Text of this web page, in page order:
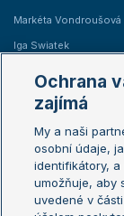
Markéta Vondroušová
Iga Swiatek
Žebříčky
Žebříček ATP (muži)
Žebříček WTA (ženy)
Sázkařský žebříček
Ochrana
zajímá
My a naši
osobní údaje,
identifikátory, a
umožňuje, aby
uvedené v